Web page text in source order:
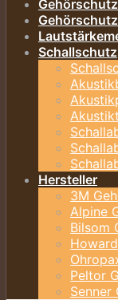
Schallschutz
Hersteller
3M
Alpine
Bilsom
Peltor
Senner